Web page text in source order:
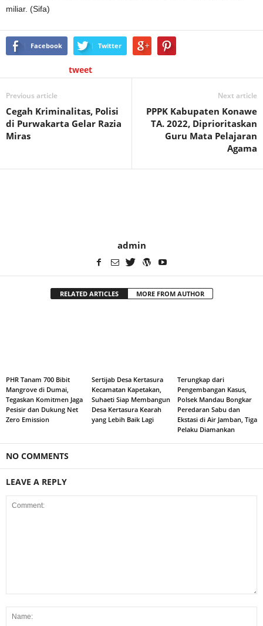
miliar. (Sifa)
Facebook Twitter
tweet
Previous article
Cegah Kriminalitas, Polisi
di Purwakarta Gelar Razia
Miras
Next article
PPPK Kabupaten Konawe
TA. 2022, Diprioritaskan
Guru Mata Pelajaran
Agama
admin
RELATED ARTICLES MORE FROM AUTHOR
PHR Tanam 700 Bibit
Mangrove di Dumai,
Tegaskan Komitmen Jaga
Pesisir dan Dukung Net
Zero Emission
Sertijab Desa Kertasura
Kecamatan Kapetakan,
Suhaeti Siap Membangun
Desa Kertasura Kearah
yang Lebih Baik Lagi
Terungkap dari
Pengembangan Kasus,
Polsek Mandau Bongkar
Peredaran Sabu dan
Ekstasi di Air Jamban, Tiga
Pelaku Diamankan
NO COMMENTS
LEAVE A REPLY